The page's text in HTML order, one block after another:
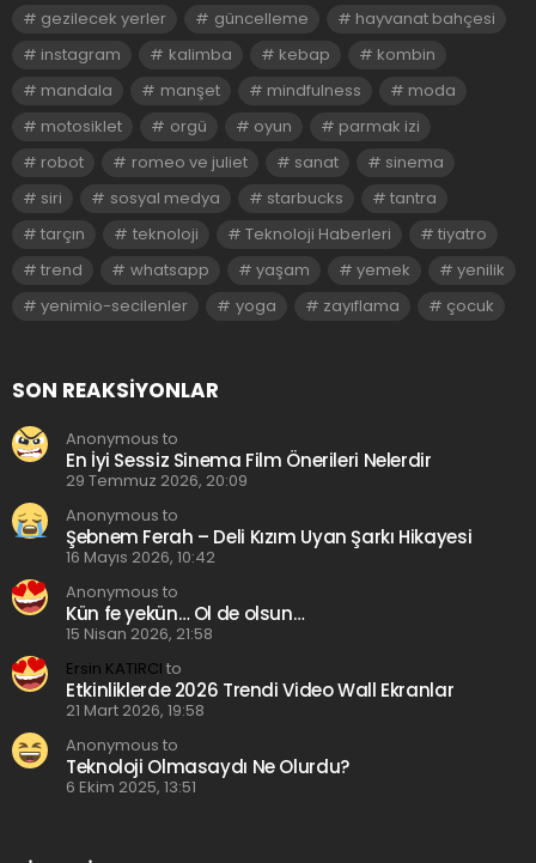
gezilecek yerler
güncelleme
hayvanat bahçesi
instagram
kalimba kebap
kombin
mandala
manşet mindfulness
moda
motosiklet
orgü oyun
parmak izi
robot
romeo ve juliet sanat
sinema
siri
sosyal medya starbucks
tantra
tarçın
teknoloji Teknoloji Haberleri
tiyatro
trend
whatsapp yaşam yemek
yenilik
yenimio-secilenler
yoga zayıflama çocuk
SON REAKSIYONLAR
Anonymous to
En İyi Sessiz Sinema Film Önerileri Nelerdir
29 Temmuz 2026, 20:09
Anonymous to
Şebnem Ferah – Deli Kızım Uyan Şarkı Hikayesi
16 Mayıs 2026, 10:42
Anonymous to
Kün fe yekün… Ol de olsun…
15 Nisan 2026, 21:58
Ersin KATIRCI to
Etkinliklerde 2026 Trendi Video Wall Ekranlar
21 Mart 2026, 19:58
Anonymous to
Teknoloji Olmasaydı Ne Olurdu?
6 Ekim 2025, 13:51